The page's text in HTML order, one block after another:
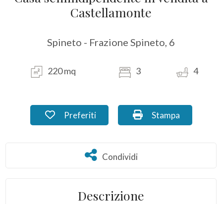
Castellamonte
Spineto - Frazione Spineto, 6
220 mq 3 4
Preferiti: Cod. DE_59.3
Preferiti Stampa: Cod.
Stampa
Condividi
Condividi
Descrizione
Residenziali
Commerciali
Terreni